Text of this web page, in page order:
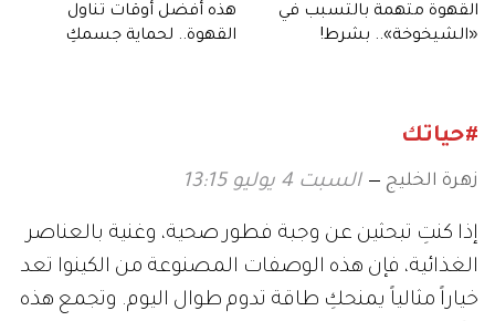
القهوة متهمة بالتسبب في
«الشيخوخة».. بشرط!
هذه أفضل أوقات تناول
القهوة.. لحماية جسمكِ
#حياتك
زهرة الخليج السبت 4 يوليو 13:15
إذا كنتِ تبحثين عن وجبة فطور صحية، وغنية بالعناصر
الغذائية، فإن هذه الوصفات المصنوعة من الكينوا تعد
خياراً مثالياً يمنحكِ طاقة تدوم طوال اليوم. وتجمع هذه